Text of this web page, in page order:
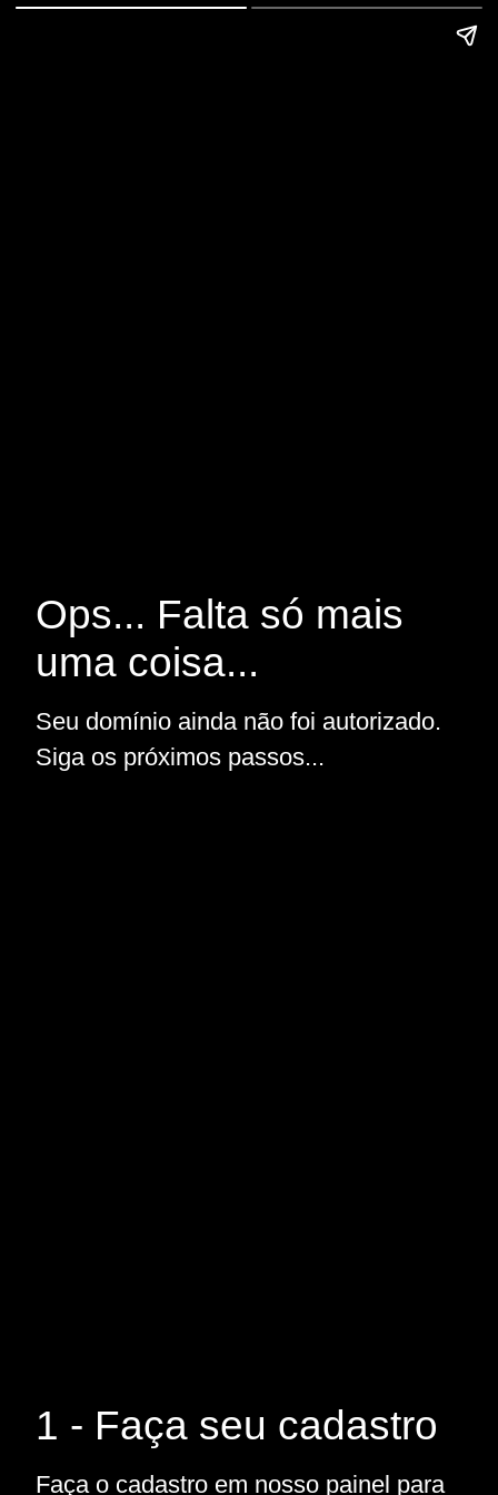
Ops... Falta só mais
uma coisa...
Seu domínio ainda não foi autorizado.
Siga os próximos passos...
1 - Faça seu cadastro
Faça o cadastro em nosso painel para